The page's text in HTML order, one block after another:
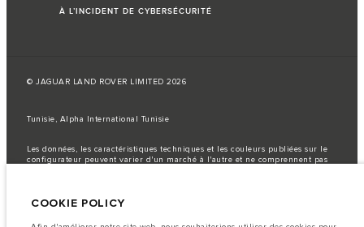
À L’INCIDENT DE CYBERSÉCURITÉ
© JAGUAR LAND ROVER LIMITED 2026
Tunisie, Alpha International Tunisie
Les données, les caractéristiques techniques et les couleurs publiées sur le
configurateur peuvent varier d'un marché à l'autre et ne comprennent pas
Remarque importante sur les images et les spécifications.
spécifications de construction des véhicules, la disponibilité des options et
COOKIE POLICY